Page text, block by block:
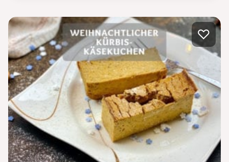
GESUNDES
LOW-
CARB
REIS
REZEPT
♡